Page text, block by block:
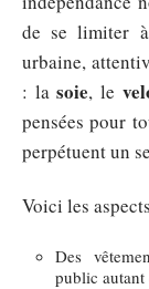
de se limiter
urbaine,
: lasoie, le
pensées pour
perpétuent un
Voici les
Des
public autant